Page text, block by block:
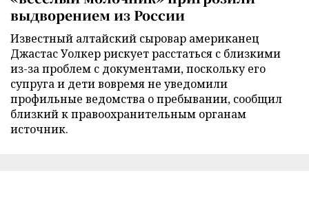
выдворением из России
Известный алтайский сыровар американец
Джастас Уолкер рискует расстаться с близкими
из-за проблем с документами, поскольку его
супруга и дети вовремя не уведомили
профильные ведомства о пребывании, сообщил
близкий к правоохранительным органам
источник.